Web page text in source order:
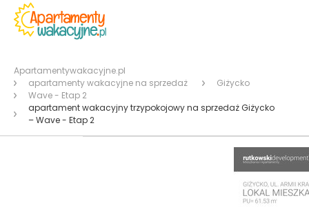
Apartamentywakacyjne.pl
apartamenty wakacyjne na sprzedaż
Giżycko
Wave - Etap 2
apartament wakacyjny trzypokojowy na sprzedaż Giżycko
– Wave - Etap 2